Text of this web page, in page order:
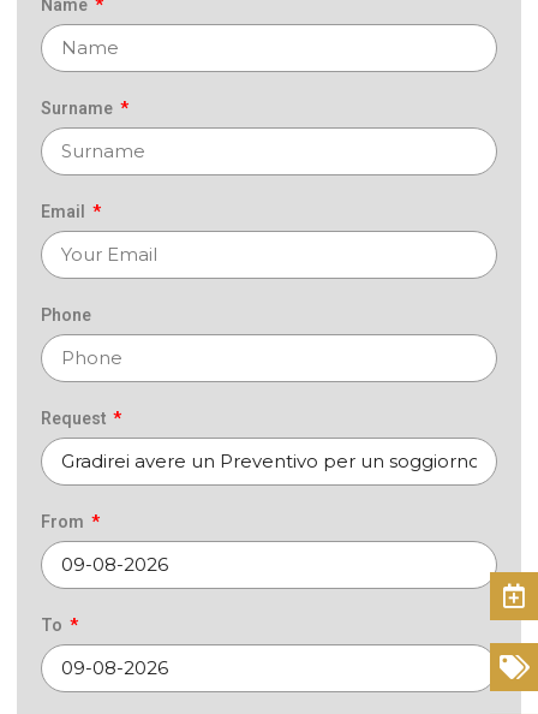
Name
Surname
Email
Phone
Request
From
To